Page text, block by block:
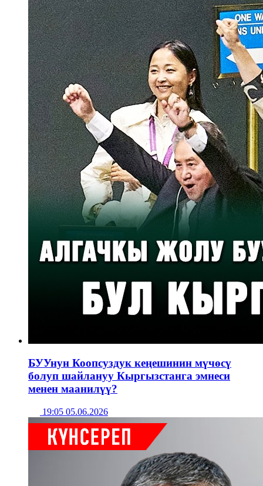
БУУнун Коопсуздук кеңешинин мүчөсү
болуп шайлануу Кыргызстанга эмнеси
менен маанилүү?
19:05 05.06.2026